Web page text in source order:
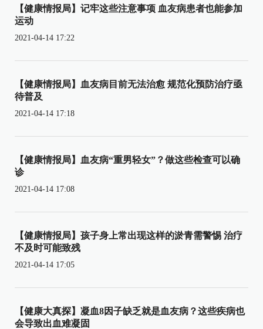
【健康情报局】记牢这些注意事项 血友病患者也能参加
运动
2021-04-14 17:22
【健康情报局】血友病目前无法治愈 规范化预防治疗亟
待普及
2021-04-14 17:18
【健康情报局】血友病“重男轻女”？做这些检查可以确
诊
2021-04-14 17:08
【健康情报局】孩子身上常出现这样的淤青需警惕 治疗
不及时可能致残
2021-04-14 17:05
【健康大真探】凝血8因子缺乏就是血友病？这些疾病也
会导致出血难凝固